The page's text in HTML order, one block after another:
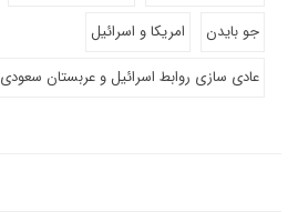
جو بایدن
امریکا و اسرائیل
عادی سازی روابط اسرائیل و عربستان سعودی